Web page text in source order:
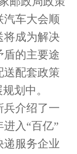
汽车大会顺
将成为解决
盾的主要途
送配套政策
划中。
兵介绍了一
入“百亿”
递服务企业